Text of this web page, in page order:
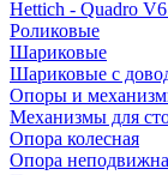
Hettich - Quadro
Роликовые
Шариковые
Шариковые с
Опоры и
Механизмы для
Опора колесная
Опора